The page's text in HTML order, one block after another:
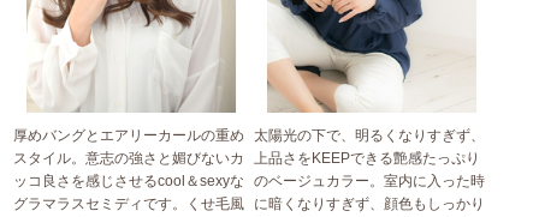
厚めバングとエアリーカールの重め
スタイル。意志の強さと媚びないカ
ッコ良さを感じさせるcool＆sexyな
グラマラスセミディです。くせ毛風
太陽光の下で、明るくなりすぎず、
上品さをKEEPできる艶感たっぷり
のベージュカラー。室内に入った時
に暗くなりすぎず、顔色もしっかり